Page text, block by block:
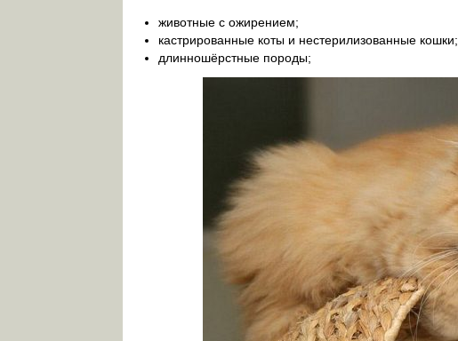
животные с ожирением;
кастрированные коты и нестерилизованные кошки;
длинношёрстные породы;